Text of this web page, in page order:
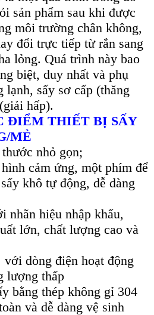
sản phẩm sau khi được
môi trường chân không,
đổi trực tiếp từ rắn sang
lỏng. Quá trình này bao
biệt, duy nhất và phụ
lạnh, sấy sơ cấp (thăng
hấp).
ĐIỂM THIẾT BỊ SẤY
MẺ
nhỏ gọn;
cảm ứng, một phím để
khô tự động, dễ dàng
hiệu nhập khẩu,
lớn, chất lượng cao và
dòng điện hoạt động
lượng thấp
bằng thép không gỉ 304
và dễ dàng vệ sinh